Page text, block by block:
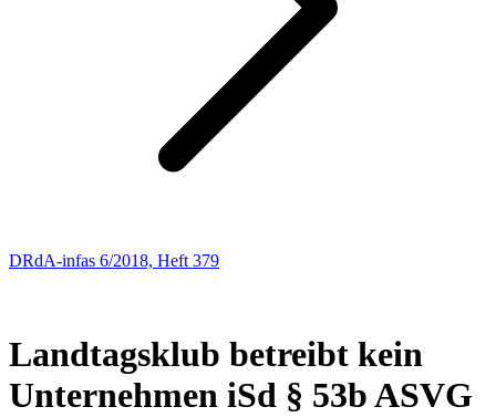
DRdA-infas 6/2018, Heft 379
Landtagsklub betreibt kein
Unternehmen iSd § 53b ASVG